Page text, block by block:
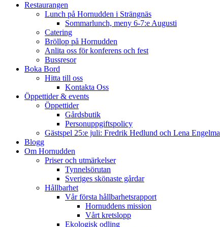
Restaurangen
Lunch på Hornudden i Strängnäs
Sommarlunch, meny 6-7:e Augusti
Catering
Bröllop på Hornudden
Anlita oss för konferens och fest
Bussresor
Boka Bord
Hitta till oss
Kontakta Oss
Öppettider & events
Öppettider
Gårdsbutik
Personuppgiftspolicy
Gästspel 25:e juli: Fredrik Hedlund och Lena
Blogg
Om Hornudden
Priser och utmärkelser
Tynnelsörutan
Sveriges skönaste gårdar
Hållbarhet
Vår första hållbarhetsrapport
Hornuddens mission
Vårt kretslopp
Ekologisk odling